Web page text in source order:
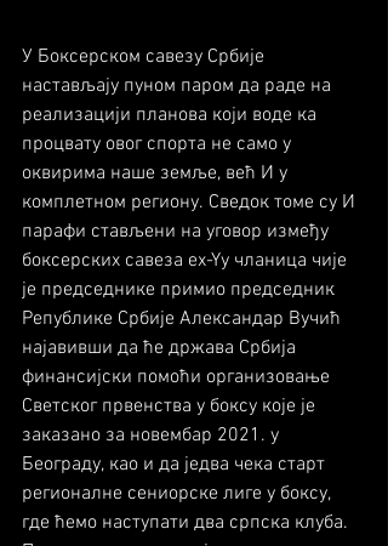
У Боксерском савезу Србије
настављају пуном паром да раде на
реализацији планова који воде ка
процвату овог спорта не само у
оквирима наше земље, већ И у
комплетном региону. Сведок томе су И
парафи стављени на уговор између
боксерских савеза еx-Yу чланица чије
је председнике примио председник
Републике Србије Александар Вучић
најавивши да ће држава Србија
финансијски помоћи организовање
Светског првенства у боксу које је
заказано за новембар 2021. у
Београду, као и да једва чека старт
регионалне сениорске лиге у боксу,
где ћемо наступати два српска клуба.